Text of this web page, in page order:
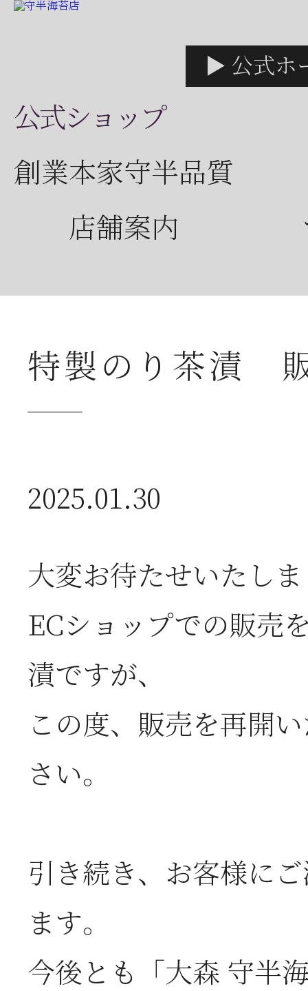
公式ショップ
▶ 公式ホ
創業本家守半品質
店舗案内
2026年07月23日
2026年07月08日
2026年07月01日
2026年06月28日
特製のり茶漬
2025.01.30
大変お待たせいたし
ECショップでの販売
漬ですが、
この度、販売を再開
さい。
引き続き、お客様に
ます。
今後とも「大森 守半